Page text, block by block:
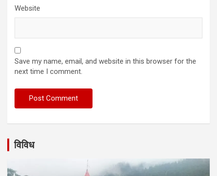
Website
Save my name, email, and website in this browser for the
next time I comment.
विविध